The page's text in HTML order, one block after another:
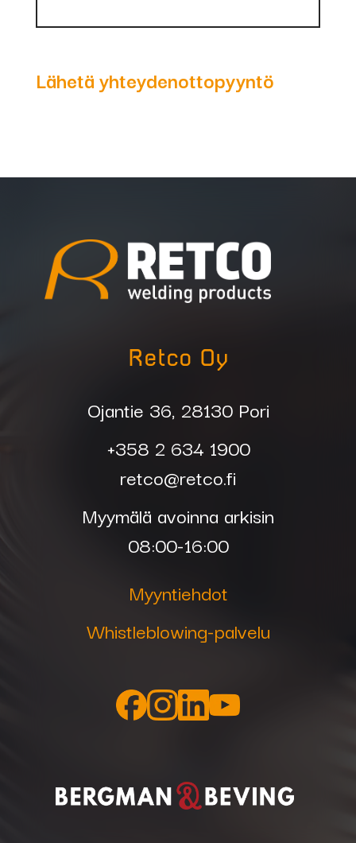
Lähetä yhteydenottopyyntö
Retco Oy
Ojantie 36, 28130 Pori
+358 2 634 1900
retco@retco.fi
Myymälä avoinna arkisin
08:00-16:00
Myyntiehdot
Whistleblowing-palvelu